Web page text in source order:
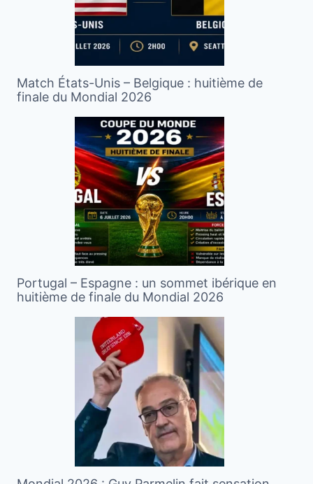
Match États-Unis – Belgique : huitième de
finale du Mondial 2026
Portugal – Espagne : un sommet ibérique en
huitième de finale du Mondial 2026